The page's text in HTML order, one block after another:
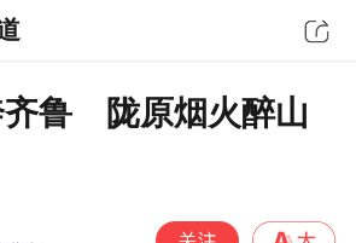
齐鲁 陇原烟火醉山